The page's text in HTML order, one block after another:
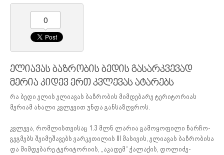
0
ელიავას ბაზრობის ბედის გასარკვევად
მერია კიდევ ერთ კვლევას ატარებს
რა ბედი ელის ელიავას ბაზრობის მიმდებარე ტერიტორიას
მერიამ ახალი კვლევით უნდა განსაზღვროს.
კვლევა, რომლისთვისაც 1.3 მლნ ლარია გამოყოფილი ჩარჩო-
გეგმებს შეიმუშავებს ვარკეთილის III მასივის, ელიავას ბაზრობისა
და მიმდებარე ტერიტორიის, „აკადემ“ ქალაქის, დოლიძე-